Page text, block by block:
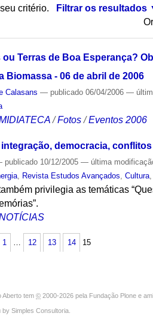
critério.
Filtrar os resultados
Terras de Boa Esperança?
Biomassa - 06 de abril de 2006
Calasans — publicado 06/04/2006—
/Fotos /Eventos 2006
democracia,
publicado 10/12/2005— última
Revista Estudos Avançados ,Cultura
privilegia as temáticas
1 12 13 14 15
Aberto tem © 2000-2026 pela Fundação Plone e
by Simples Consultoria